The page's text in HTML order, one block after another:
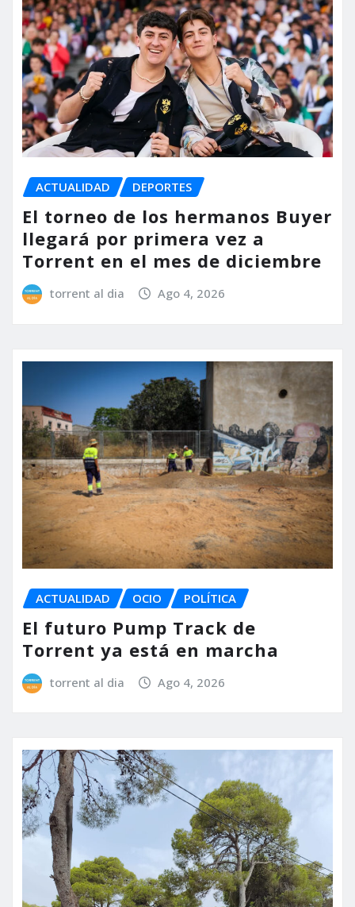
ACTUALIDAD DEPORTES
El torneo de los hermanos Buyer
llegará por primera vez a
Torrent en el mes de diciembre
torrent al dia Ago 4, 2026
ACTUALIDAD OCIO POLÍTICA
El futuro Pump Track de
Torrent ya está en marcha
torrent al dia Ago 4, 2026